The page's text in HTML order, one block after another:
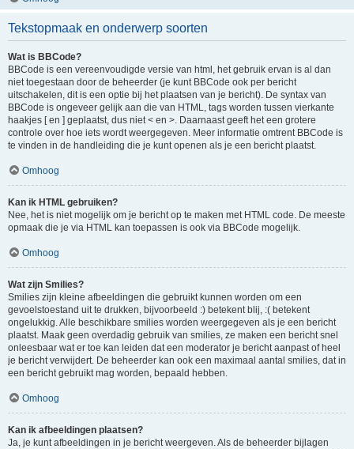
Tekstopmaak en onderwerp soorten
Wat is BBCode?
BBCode is een vereenvoudigde versie van html, het gebruik ervan is al dan
niet toegestaan door de beheerder (je kunt BBCode ook per bericht
uitschakelen, dit is een optie bij het plaatsen van je bericht). De syntax van
BBCode is ongeveer gelijk aan die van HTML, tags worden tussen vierkante
haakjes [ en ] geplaatst, dus niet < en >. Daarnaast geeft het een grotere
controle over hoe iets wordt weergegeven. Meer informatie omtrent BBCode is
te vinden in de handleiding die je kunt openen als je een bericht plaatst.
Omhoog
Kan ik HTML gebruiken?
Nee, het is niet mogelijk om je bericht op te maken met HTML code. De meeste
opmaak die je via HTML kan toepassen is ook via BBCode mogelijk.
Omhoog
Wat zijn Smilies?
Smilies zijn kleine afbeeldingen die gebruikt kunnen worden om een
gevoelstoestand uit te drukken, bijvoorbeeld :) betekent blij, :( betekent
ongelukkig. Alle beschikbare smilies worden weergegeven als je een bericht
plaatst. Maak geen overdadig gebruik van smilies, ze maken een bericht snel
onleesbaar wat er toe kan leiden dat een moderator je bericht aanpast of heel
je bericht verwijdert. De beheerder kan ook een maximaal aantal smilies, dat in
een bericht gebruikt mag worden, bepaald hebben.
Omhoog
Kan ik afbeeldingen plaatsen?
Ja, je kunt afbeeldingen in je bericht weergeven. Als de beheerder bijlagen